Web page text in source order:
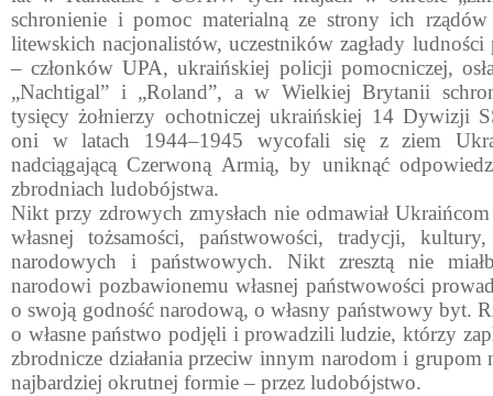
schro­nienie i pomoc materialną ze strony ich
litewskich nacjonalistów, uczestników zagłady
– członków UPA, ukraińskiej policji pomocniczej,
„Nachtigal” i „Roland”, a w Wielkiej Brytanii
tysięcy żołnierzy ochotniczej ukraińskiej 14 Dywizji
oni w latach 1944–1945 wycofali się z ziem
nadciągającą Czerwoną Armią, by uniknąć
zbrodniach ludobójstwa.
Nikt przy zdrowych zmysłach nie odmawiał
własnej tożsamości, państwowości, tradycji,
narodowych i państwowych. Nikt zresztą nie
narodowi pozbawionemu własnej państwowości
o swoją godność narodową, o własny państwowy byt.
o własne państwo podjęli i prowadzili ludzie, którzy
zbrodnicze działania przeciw innym narodom i
najbardziej okrutnej formie – przez ludobójstwo.